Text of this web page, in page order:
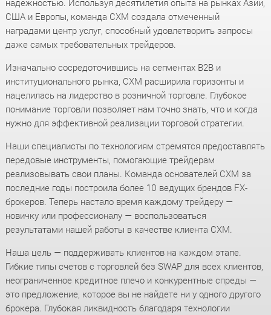
надежностью. Используя десятилетия опыта на рынках Азии,
США и Европы, команда CXM создала отмеченный
наградами центр услуг, способный удовлетворить запросы
даже самых требовательных трейдеров.
Изначально сосредоточившись на сегментах B2B и
институционального рынка, CXM расширила горизонты и
нацелилась на лидерство в розничной торговле. Глубокое
понимание торговли позволяет нам точно знать, что и когда
нужно для эффективной реализации торговой стратегии.
Наши специалисты по технологиям стремятся предоставлять
передовые инструменты, помогающие трейдерам
реализовывать свои планы. Команда основателей CXM за
последние годы построила более 10 ведущих брендов FX-
брокеров. Теперь настало время каждому трейдеру —
новичку или профессионалу — воспользоваться
результатами нашей работы в качестве клиента CXM.
Наша цель — поддерживать клиентов на каждом этапе.
Гибкие типы счетов с торговлей без SWAP для всех клиентов,
неограниченное кредитное плечо и конкурентные спреды —
это предложение, которое вы не найдете ни у одного другого
брокера. Глубокая ликвидность благодаря технологии